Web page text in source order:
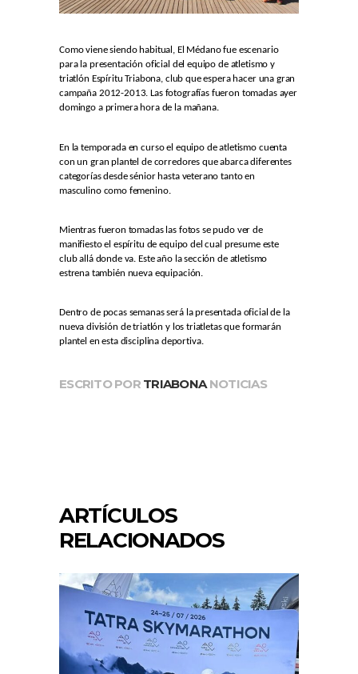
Como viene siendo habitual, El Médano fue escenario
para la presentación oficial del equipo de atletismo y
triatlón Espíritu Triabona, club que espera hacer una gran
campaña 2012-2013. Las fotografías fueron tomadas ayer
domingo a primera hora de la mañana.
En la temporada en curso el equipo de atletismo cuenta
con un gran plantel de corredores que abarca diferentes
categorías desde sénior hasta veterano tanto en
masculino como femenino.
Mientras fueron tomadas las fotos se pudo ver de
manifiesto el espíritu de equipo del cual presume este
club allá donde va. Este año la sección de atletismo
estrena también nueva equipación.
Dentro de pocas semanas será la presentada oficial de la
nueva división de triatlón y los triatletas que formarán
plantel en esta disciplina deportiva.
ESCRITO POR TRIABONA NOTICIAS
ARTÍCULOS
RELACIONADOS